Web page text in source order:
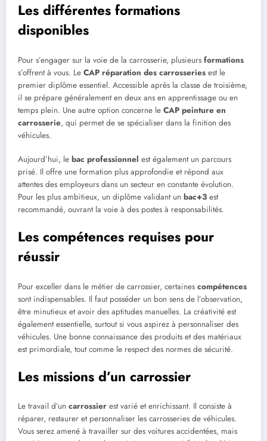
Les différentes formations
disponibles
Pour s’engager sur la voie de la carrosserie, plusieurs formations
s’offrent à vous. Le CAP réparation des carrosseries est le
premier diplôme essentiel. Accessible après la classe de troisième,
il se prépare généralement en deux ans en apprentissage ou en
temps plein. Une autre option concerne le CAP peinture en
carrosserie, qui permet de se spécialiser dans la finition des
véhicules.
Aujourd’hui, le bac professionnel est également un parcours
prisé. Il offre une formation plus approfondie et répond aux
attentes des employeurs dans un secteur en constante évolution.
Pour les plus ambitieux, un diplôme validant un bac+3 est
recommandé, ouvrant la voie à des postes à responsabilités.
Les compétences requises pour
réussir
Pour exceller dans le métier de carrossier, certaines compétences
sont indispensables. Il faut posséder un bon sens de l’observation,
être minutieux et avoir des aptitudes manuelles. La créativité est
également essentielle, surtout si vous aspirez à personnaliser des
véhicules. Une bonne connaissance des produits et des matériaux
est primordiale, tout comme le respect des normes de sécurité.
Les missions d’un carrossier
Le travail d’un carrossier est varié et enrichissant. Il consiste à
réparer, restaurer et personnaliser les carrosseries de véhicules.
Vous serez amené à travailler sur des voitures accidentées, mais